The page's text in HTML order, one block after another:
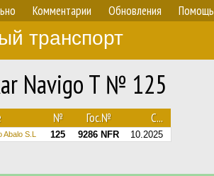
Комментарии Обновления Помощь
транспорт
Navigo T № 125
№ Гос.№ С...
S.L 125 9286 NFR 10.2025